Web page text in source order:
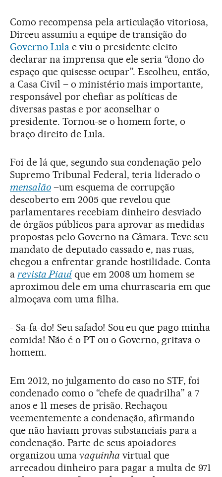
Como recompensa pela articulação vitoriosa,
Dirceu assumiu a equipe de transição do
Governo Lulae viu o presidente eleito
declarar na imprensa que ele seria “dono do
espaço que quisesse ocupar”. Escolheu, então,
a Casa Civil – o ministério mais importante,
responsável por chefiar as políticas de
diversas pastas e por aconselhar o
presidente. Tornou-se o homem forte, o
braço direito de Lula.
Foi de lá que, segundo sua condenação pelo
Supremo Tribunal Federal, teria liderado o
mensalão–um esquema de corrupção
descoberto em 2005 que revelou que
parlamentares recebiam dinheiro desviado
de órgãos públicos para aprovar as medidas
propostas pelo Governo na Câmara. Teve seu
mandato de deputado cassado e, nas ruas,
chegou a enfrentar grande hostilidade. Conta
a revista Piauíque em 2008 um homem se
aproximou dele em uma churrascaria em que
almoçava com uma filha.
- Sa-fa-do! Seu safado! Sou eu que pago minha
comida! Não é o PT ou o Governo, gritava o
homem.
Em 2012, no julgamento do caso no STF, foi
condenado como o “chefe de quadrilha” a 7
anos e 11 meses de prisão. Rechaçou
veementemente a condenação, afirmando
que não haviam provas substanciais para a
condenação. Parte de seus apoiadores
organizou uma vaquinha virtual que
arrecadou dinheiro para pagar a multa de 971